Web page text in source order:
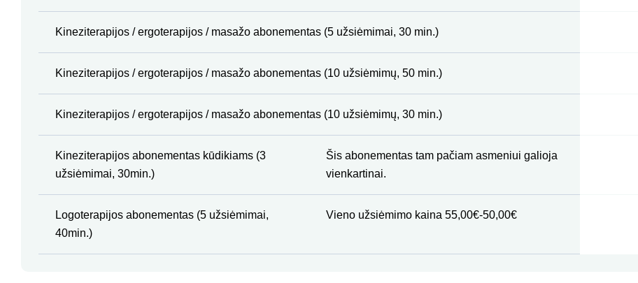
Kineziterapijos / ergoterapijos / masažo abonementas (5 užsiėmimai, 30 min.)
Kineziterapijos / ergoterapijos / masažo abonementas (10 užsiėmimų, 50 min.)
Kineziterapijos / ergoterapijos / masažo abonementas (10 užsiėmimų, 30 min.)
Kineziterapijos abonementas kūdikiams (3
užsiėmimai, 30min.)
Šis abonementas tam pačiam asmeniui galioja
vienkartinai.
Logoterapijos abonementas (5 užsiėmimai,
40min.)
Vieno užsiėmimo kaina 55,00€-50,00€